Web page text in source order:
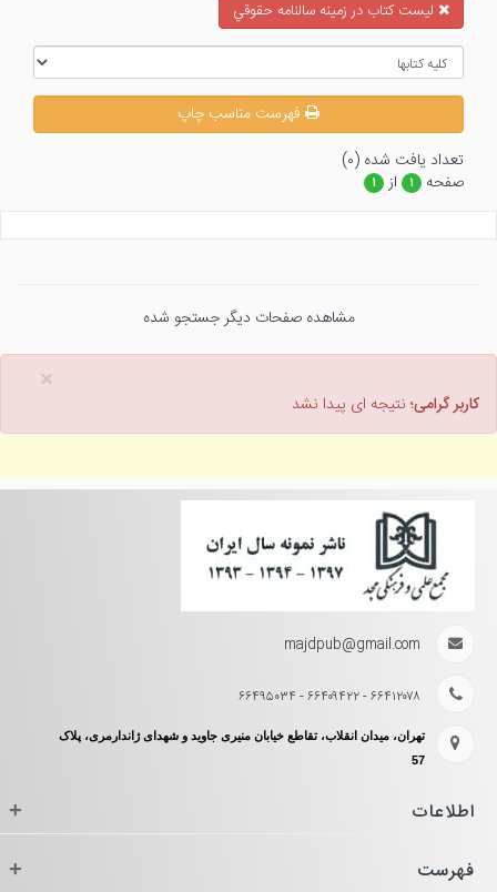
ليست كتاب در زمينه سالنامه حقوقي
فهرست مناسب چاپ
تعداد يافت شده (۰)
صفحه
۱ از ۱
مشاهده صفحات دیگر جستجو شده
×
کاربر گرامی؛ نتیجه ای پیدا نشد
majdpub@gmail.com
۶۶۴۱۲۰۷۸ - ۶۶۴۰۹۴۲۲ - ۶۶۴۹۵۰۳۴
تهران، میدان انقلاب، تقاطع خیابان منیری جاوید و شهدای ژاندارمری، پلاک
57
اطلاعات +
فهرست +